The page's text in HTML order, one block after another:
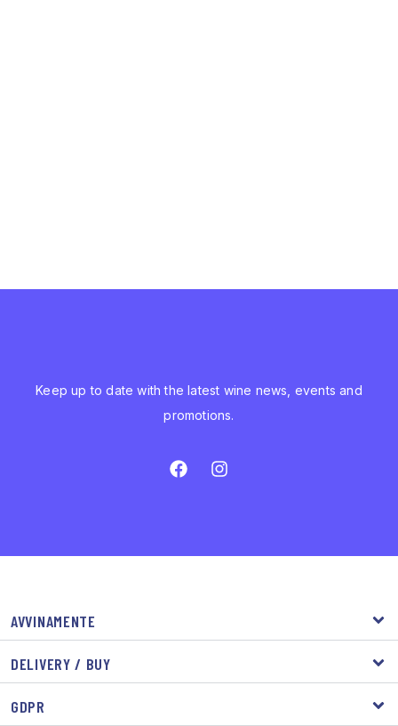
Keep up to date with the latest wine news, events and
promotions.
AVVINAMENTE
DELIVERY / BUY
GDPR